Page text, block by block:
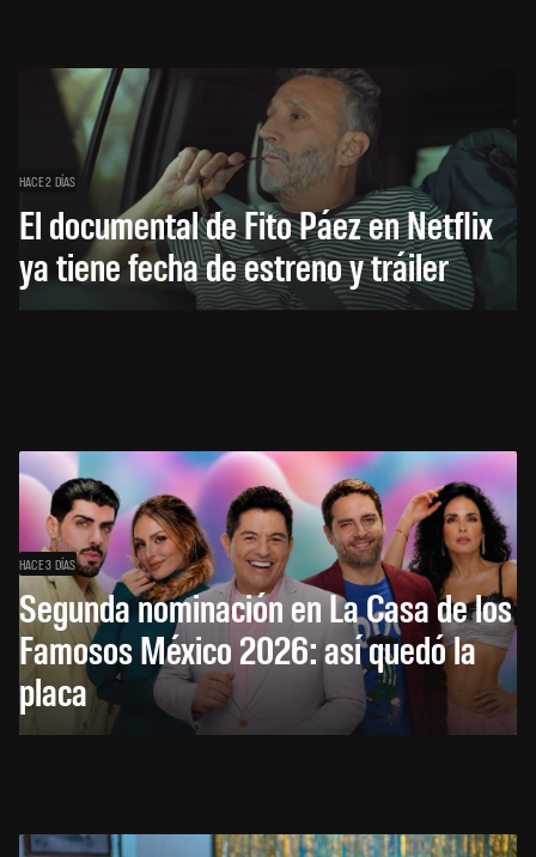
HACE 2 DÍAS
El documental de Fito Páez en Netflix
ya tiene fecha de estreno y tráiler
HACE 3 DÍAS
Segunda nominación en La Casa de los
Famosos México 2026: así quedó la
placa